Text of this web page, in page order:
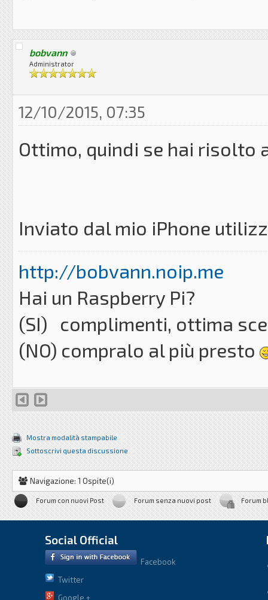
bobvann
Administrator
12/10/2015, 07:35
Ottimo, quindi se hai risolto
Inviato dal mio iPhone
http://bobvann.noip.me
Hai un Raspberry Pi?
(SI) complimenti, ottima
(NO) compralo al più presto
Mostra modalità stampabile
Sottoscrivi questa discussione
Navigazione: 1 Ospite(i)
Forum con nuovi Post Forum senza nuovi post Forum
Social Official
Facebook
Twitter
Google +